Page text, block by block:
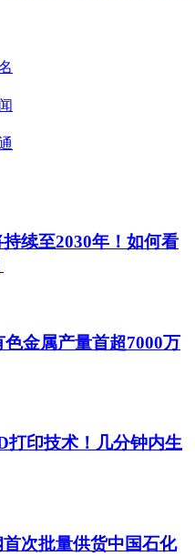
续至2030年！如何看
金属产量首超7000万
打印技术！几分钟内生
次批量供货中国石化